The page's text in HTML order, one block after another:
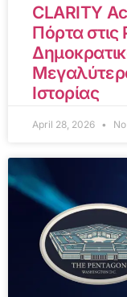
CLARITY
Πόρτα στις
Ιστορίας
April 28, 2026